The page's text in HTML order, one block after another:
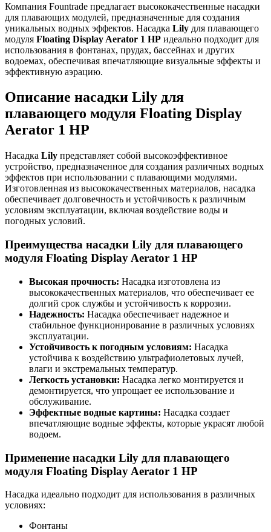
Компания Fountrade предлагает высококачественные насадки
для плавающих модулей, предназначенные для создания
уникальных водных эффектов. Насадка Lily для плавающего
модуля Floating Display Aerator 1 HP идеально подходит для
использования в фонтанах, прудах, бассейнах и других
водоемах, обеспечивая впечатляющие визуальные эффекты и
эффективную аэрацию.
Описание насадки Lily для
плавающего модуля Floating Display
Aerator 1 HP
Насадка Lily представляет собой высокоэффективное
устройство, предназначенное для создания различных водных
эффектов при использовании с плавающими модулями.
Изготовленная из высококачественных материалов, насадка
обеспечивает долговечность и устойчивость к различным
условиям эксплуатации, включая воздействие воды и
погодных условий.
Преимущества насадки Lily для плавающего
модуля Floating Display Aerator 1 HP
Высокая прочность: Насадка изготовлена из
высококачественных материалов, что обеспечивает ее
долгий срок службы и устойчивость к коррозии.
Надежность: Насадка обеспечивает надежное и
стабильное функционирование в различных условиях
эксплуатации.
Устойчивость к погодным условиям: Насадка
устойчива к воздействию ультрафиолетовых лучей,
влаги и экстремальных температур.
Легкость установки: Насадка легко монтируется и
демонтируется, что упрощает ее использование и
обслуживание.
Эффектные водные картины: Насадка создает
впечатляющие водные эффекты, которые украсят любой
водоем.
Применение насадки Lily для плавающего
модуля Floating Display Aerator 1 HP
Насадка идеально подходит для использования в различных
условиях:
Фонтаны